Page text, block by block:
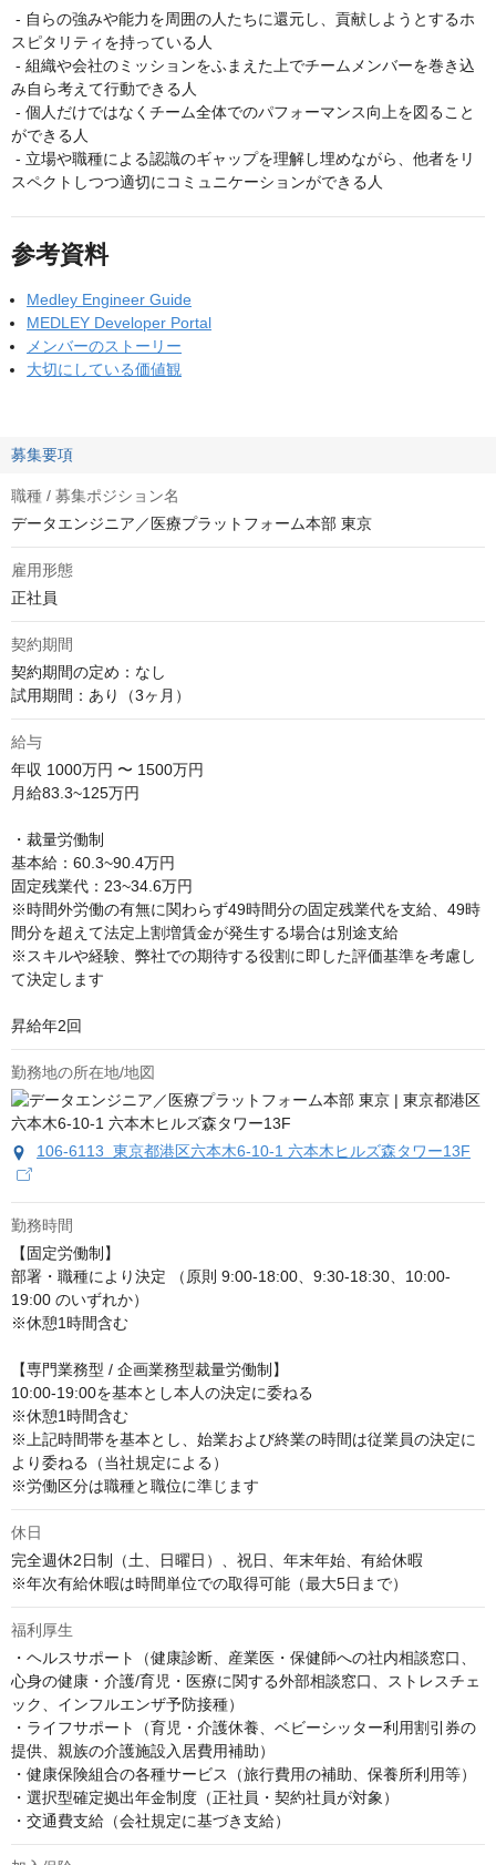
- 自らの強みや能力を周囲の人たちに還元し、貢献しようとするホ
スピタリティを持っている人
- 組織や会社のミッションをふまえた上でチームメンバーを巻き込
み自ら考えて行動できる人
- 個人だけではなくチーム全体でのパフォーマンス向上を図ること
ができる人
- 立場や職種による認識のギャップを理解し埋めながら、他者をリ
スペクトしつつ適切にコミュニケーションができる人
参考資料
Medley Engineer Guide
MEDLEY Developer Portal
メンバーのストーリー
大切にしている価値観
募集要項
職種 / 募集ポジション名
データエンジニア／医療プラットフォーム本部 東京
雇用形態
正社員
契約期間
契約期間の定め：なし
試用期間：あり（3ヶ月）
給与
年収 1000万円 〜 1500万円
月給83.3~125万円
・裁量労働制
基本給：60.3~90.4万円
固定残業代：23~34.6万円
※時間外労働の有無に関わらず49時間分の固定残業代を支給、49時
間分を超えて法定上割増賃金が発生する場合は別途支給
※スキルや経験、弊社での期待する役割に即した評価基準を考慮し
て決定します
昇給年2回
勤務地の所在地/地図
106-6113 東京都港区六本木6-10-1 六本木ヒルズ森タワー13F
勤務時間
【固定労働制】
部署・職種により決定 （原則 9:00-18:00、9:30-18:30、10:00-
19:00 のいずれか）
※休憩1時間含む
【専門業務型 / 企画業務型裁量労働制】
10:00-19:00を基本とし本人の決定に委ねる
※休憩1時間含む
※上記時間帯を基本とし、始業および終業の時間は従業員の決定に
より委ねる（当社規定による）
※労働区分は職種と職位に準じます
休日
完全週休2日制（土、日曜日）、祝日、年末年始、有給休暇
※年次有給休暇は時間単位での取得可能（最大5日まで）
福利厚生
・ヘルスサポート（健康診断、産業医・保健師への社内相談窓口、
心身の健康・介護/育児・医療に関する外部相談窓口、ストレスチェ
ック、インフルエンザ予防接種）
・ライフサポート（育児・介護休養、ベビーシッター利用割引券の
提供、親族の介護施設入居費用補助）
・健康保険組合の各種サービス（旅行費用の補助、保養所利用等）
・選択型確定拠出年金制度（正社員・契約社員が対象）
・交通費支給（会社規定に基づき支給）